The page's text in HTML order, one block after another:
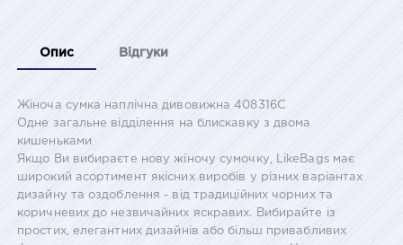
Опис Відгуки
Жіноча сумка наплічна дивовижна 408316С
Одне загальне відділення на блискавку з двома
кишеньками
Якщо Ви вибираєте нову жіночу сумочку, LikeBags має
широкий асортимент якісних виробів у різних варіантах
дизайну та оздоблення - від традиційних чорних та
коричневих до незвичайних яскравих. Вибирайте із
простих, елегантних дизайнів або більш привабливих